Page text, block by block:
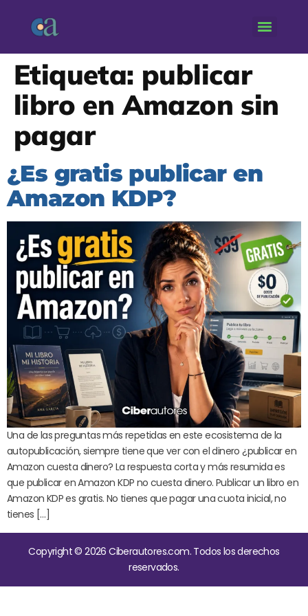
Etiqueta: publicar
libro en Amazon sin
pagar
¿Es gratis publicar en
Amazon KDP?
Una de las preguntas más repetidas en este ecosistema de la
autopublicación, siempre tiene que ver con el dinero ¿publicar en
Amazon cuesta dinero? La respuesta corta y más resumida es
que publicar en Amazon KDP no cuesta dinero. Publicar un libro en
Amazon KDP es gratis. No tienes que pagar una cuota inicial, no
tienes […]
Copyright © 2026 Ciberautores.com. Todos los derechos
reservados.